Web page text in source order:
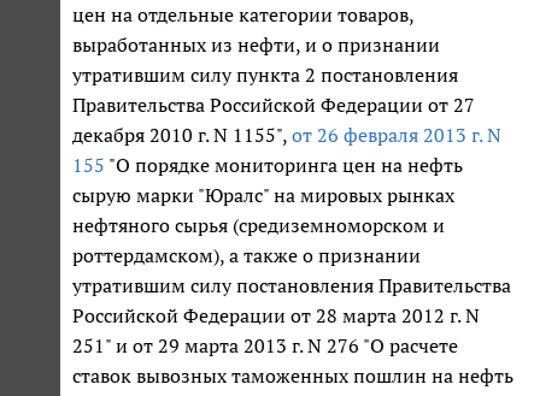
цен на отдельные категории товаров,
выработанных из нефти, и о признании
утратившим силу пункта 2 постановления
Правительства Российской Федерации от 27
декабря 2010 г. N 1155", от 26 февраля 2013 г. N
155 "О порядке мониторинга цен на нефть
сырую марки "Юралс" на мировых рынках
нефтяного сырья (средиземноморском и
роттердамском), а также о признании
утратившим силу постановления Правительства
Российской Федерации от 28 марта 2012 г. N
251" и от 29 марта 2013 г. N 276 "О расчете
ставок вывозных таможенных пошлин на нефть